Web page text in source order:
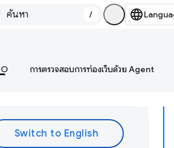
/
การตรวจสอบการท่องเว็บด้วย Agent